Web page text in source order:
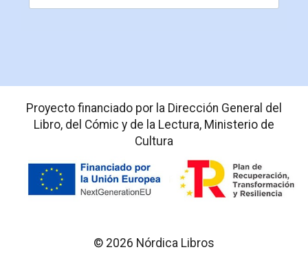
Proyecto financiado por la Dirección General del
Libro, del Cómic y de la Lectura, Ministerio de
Cultura
© 2026 Nórdica Libros